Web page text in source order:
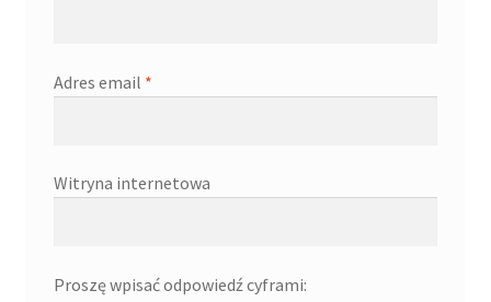
Adres email *
Witryna internetowa
Proszę wpisać odpowiedź cyframi: